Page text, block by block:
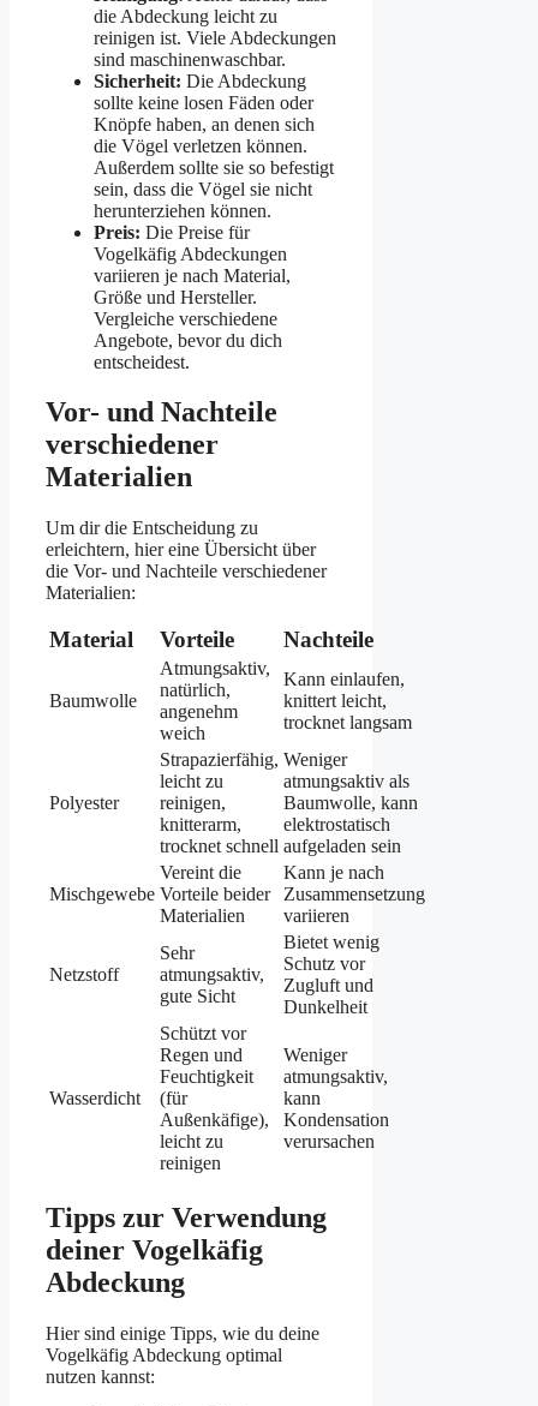
die Abdeckung leicht zu
reinigen ist. Viele Abdeckungen
sind maschinenwaschbar.
Sicherheit: Die Abdeckung
sollte keine losen Fäden oder
Knöpfe haben, an denen sich
die Vögel verletzen können.
Außerdem sollte sie so befestigt
sein, dass die Vögel sie nicht
herunterziehen können.
Preis: Die Preise für
Vogelkäfig Abdeckungen
variieren je nach Material,
Größe und Hersteller.
Vergleiche verschiedene
Angebote, bevor du dich
entscheidest.
Vor- und Nachteile
verschiedener
Materialien
Um dir die Entscheidung zu
erleichtern, hier eine Übersicht über
die Vor- und Nachteile verschiedener
Materialien:
Material Vorteile Nachteile
Baumwolle
Atmungsaktiv,
natürlich,
angenehm
weich
Kann einlaufen,
knittert leicht,
trocknet langsam
Polyester
Strapazierfähig,
leicht zu
reinigen,
knitterarm,
trocknet schnell
Weniger
atmungsaktiv als
Baumwolle, kann
elektrostatisch
aufgeladen sein
Mischgewebe
Vereint die
Vorteile beider
Materialien
Kann je nach
Zusammensetzung
variieren
Netzstoff
Sehr
atmungsaktiv,
gute Sicht
Bietet wenig
Schutz vor
Zugluft und
Dunkelheit
Wasserdicht
Schützt vor
Regen und
Feuchtigkeit
(für
Außenkäfige),
leicht zu
reinigen
Weniger
atmungsaktiv,
kann
Kondensation
verursachen
Tipps zur Verwendung
deiner Vogelkäfig
Abdeckung
Hier sind einige Tipps, wie du deine
Vogelkäfig Abdeckung optimal
nutzen kannst: